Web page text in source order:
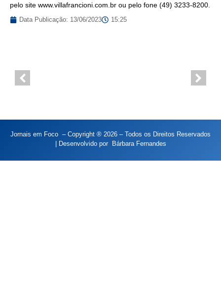
pelo site www.villafrancioni.com.br ou pelo fone (49) 3233-8200.
Data Publicação: 13/06/2023 15:25
Jornais em Foco – Copyright ® 2026 – Todos os Direitos Reservados
| Desenvolvido por
Bárbara Fernandes